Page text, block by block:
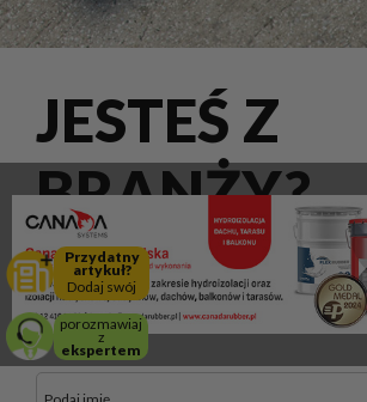
Przydatny
artykuł?
Dodaj swój
porozmawiaj
z
ekspertem
JESTEŚ Z
BRANŻY?
Ten newsletter jest dla Ciebie! Zyskaj
analiz, nowinek technologicznych i
budowlanego.